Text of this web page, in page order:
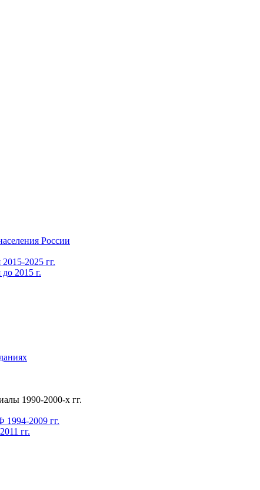
России
2025 гг.
2015 г.
1990-2000-х гг.
1994-2009 гг.
гг.